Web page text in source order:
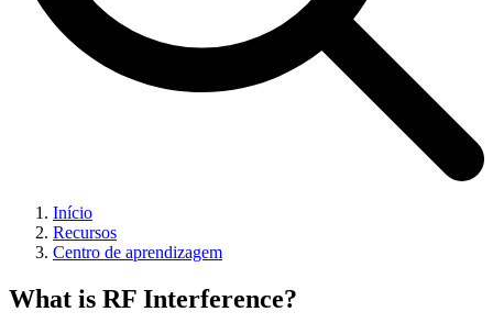
Início
Recursos
Centro de aprendizagem
What is RF Interference?